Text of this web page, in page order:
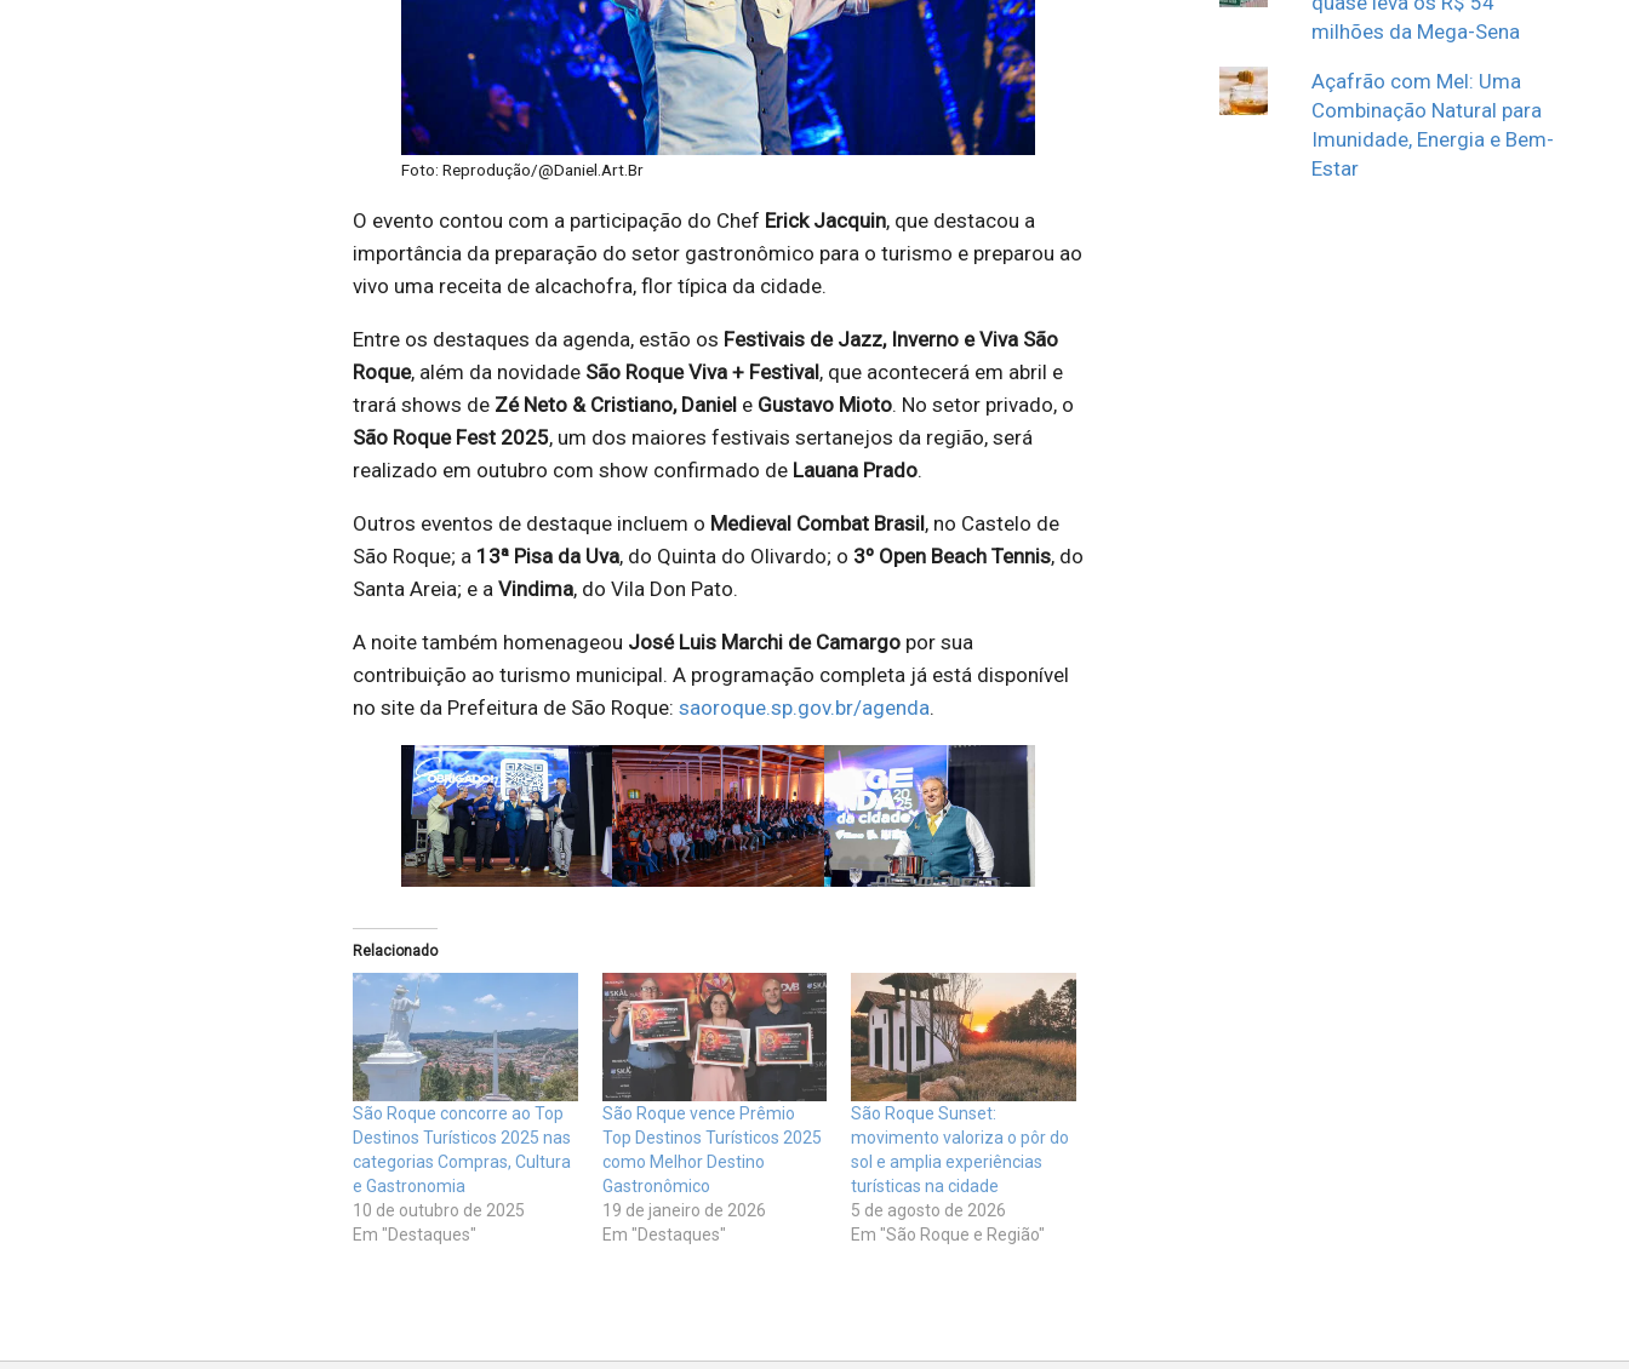
Foto: Reprodução/@Daniel.Art.Br
O evento contou com a participação do Chef Erick Jacquin, que destacou a
importância da preparação do setor gastronômico para o turismo e preparou ao
vivo uma receita de alcachofra, flor típica da cidade.
Entre os destaques da agenda, estão os Festivais de Jazz, Inverno e Viva São
Roque, além da novidade São Roque Viva + Festival, que acontecerá em abril e
trará shows de Zé Neto & Cristiano, Daniel eGustavo Mioto. No setor privado, o
São Roque Fest 2025, um dos maiores festivais sertanejos da região, será
realizado em outubro com show confirmado de Lauana Prado.
Outros eventos de destaque incluem o Medieval Combat Brasil, no Castelo de
São Roque; a 13ª Pisa da Uva, do Quinta do Olivardo; o 3º Open Beach Tennis, do
Santa Areia; e a Vindima, do Vila Don Pato.
A noite também homenageou José Luis Marchi de Camargopor sua
contribuição ao turismo municipal. A programação completa já está disponível
no site da Prefeitura de São Roque: saoroque.sp.gov.br/agenda.
Relacionado
São Roque concorre ao Top
Destinos Turísticos 2025 nas
categorias Compras, Cultura
e Gastronomia
10 de outubro de 2025
Em "Destaques"
São Roque vence Prêmio
Top Destinos Turísticos 2025
como Melhor Destino
Gastronômico
19 de janeiro de 2026
Em "Destaques"
São Roque Sunset:
movimento valoriza o pôr do
sol e amplia experiências
turísticas na cidade
5 de agosto de 2026
Em "São Roque e Região"
milhões da Mega-Sena
Açafrão com Mel: Uma
Combinação Natural para
Imunidade, Energia e Bem-
Estar